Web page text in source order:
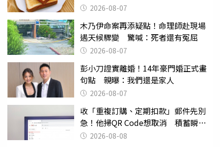
後暴瘦嚇壞女兒
2026-08-07
木乃伊命案再添疑點！命理師赴現場
遇天候驟變 驚喊：死者還有冤屈
2026-08-07
彭小刀證實離婚！14年豪門婚正式畫
句點 親曝：我們還是家人
2026-08-07
收「重複訂購、定期扣款」郵件先別
急！他掃QR Code想取消 積蓄瞬間
蒸發2026-08-08